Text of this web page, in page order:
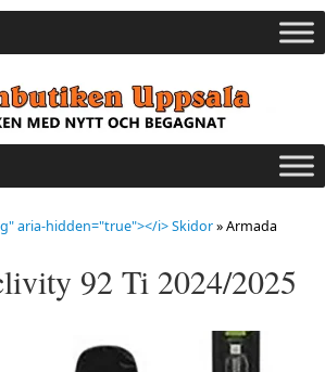
aria-hidden="true"></i> Skidor»Armada
92 Ti 2024/2025